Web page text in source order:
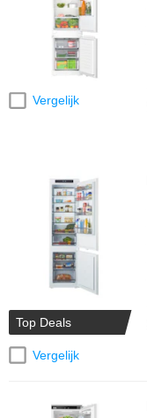
Vergelijk
Top Deals
Vergelijk